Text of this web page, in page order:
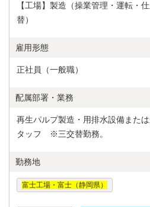
【工場】製造（操業管理・運転・
替）
雇用形態
正社員（一般職）
配属部署・業務
再生パルプ製造・用排水設備また
タッフ ※三交替勤務。
勤務地
富士工場・富士（静岡県）